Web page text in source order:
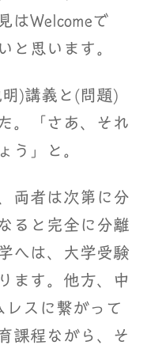
はWelcomeで
と思います。
)講義と(問題)
。「さあ、それ
う」と。
両者は次第に分
ると完全に分離
へは、大学受験
ます。他方、中
スに繋がって
課程ながら、そ